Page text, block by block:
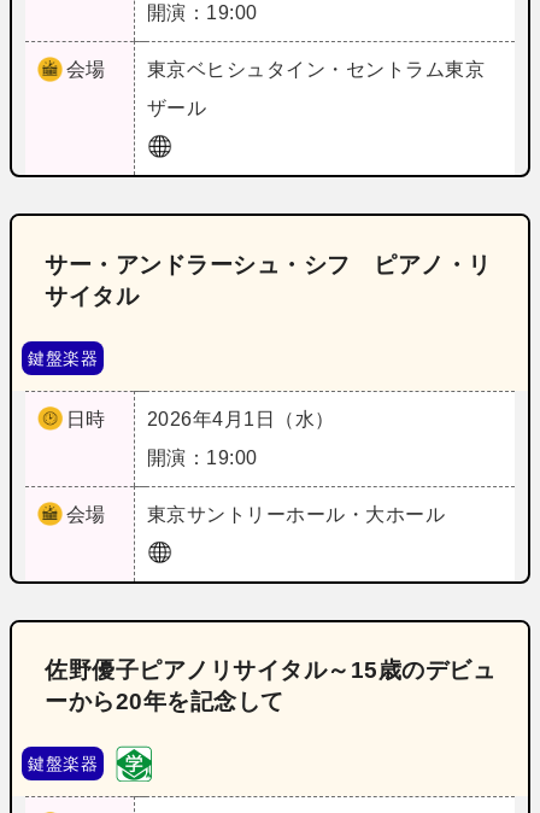
開演：19:00
会場 東京ベヒシュタイン・セントラム東京
ザール
サー・アンドラーシュ・シフ ピアノ・リ
サイタル
鍵盤楽器
日時
2026年4月1日（水）
開演：19:00
会場 東京サントリーホール・大ホール
佐野優子ピアノリサイタル～15歳のデビュ
ーから20年を記念して
鍵盤楽器